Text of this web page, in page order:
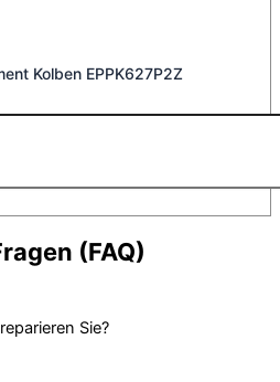
Kolben EPPK627P2Z
(FAQ)
Sie?